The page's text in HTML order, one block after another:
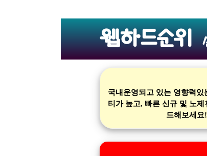
웹하드순위
국내운영되고 있는 영향력
티가 높고, 빠른 신규 및 노
드해보세